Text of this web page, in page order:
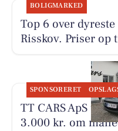
BOLIGMARKED
Top 6 over
Risskov. Priser
SPONSORERET
TT CARS ApS
3.000 kr. om